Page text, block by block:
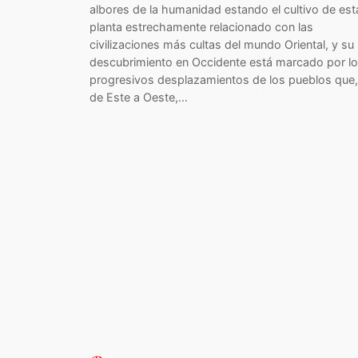
albores de la humanidad estando el cultivo de
planta estrechamente relacionado con las
civilizaciones más cultas del mundo Oriental, y su
descubrimiento en Occidente está marcado por
progresivos desplazamientos de los pueblos que,
de Este a Oeste,…